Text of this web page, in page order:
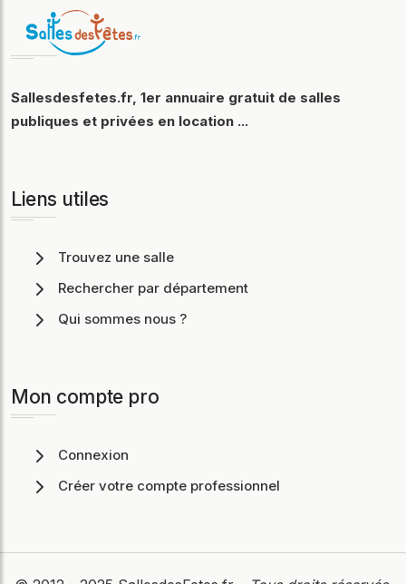
Sallesdesfetes.fr, 1er annuaire gratuit de salles
publiques et privées en location ...
Liens utiles
Trouvez une salle
Rechercher par département
Qui sommes nous ?
Mon compte pro
Connexion
Créer votre compte professionnel